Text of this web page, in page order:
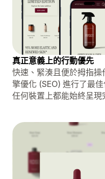
真正意義上的行動優先
快速、緊湊且便於拇指
擎優化 (SEO) 進行了最
任何裝置上都能始終呈現